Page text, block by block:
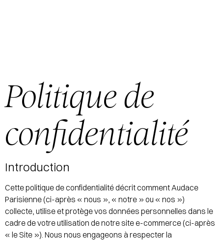
Politique de
confidentialité
Introduction
Cette politique de confidentialité décrit comment Audace
Parisienne (ci-après « nous », « notre » ou « nos »)
collecte, utilise et protège vos données personnelles dans le
cadre de votre utilisation de notre site e-commerce (ci-après
« le Site »). Nous nous engageons à respecter la